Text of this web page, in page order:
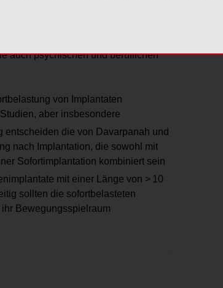
mit einer herausnehmbaren
auch psychischen und beruflichen
von Implantaten
aber insbesondere
entscheiden die von Davarpanah und
nach Implantation, die sowohl mit
Sofortimplantation kombiniert sein
mit einer Länge von > 10
sollten die sofort­belasteten
Bewegungsspielraum